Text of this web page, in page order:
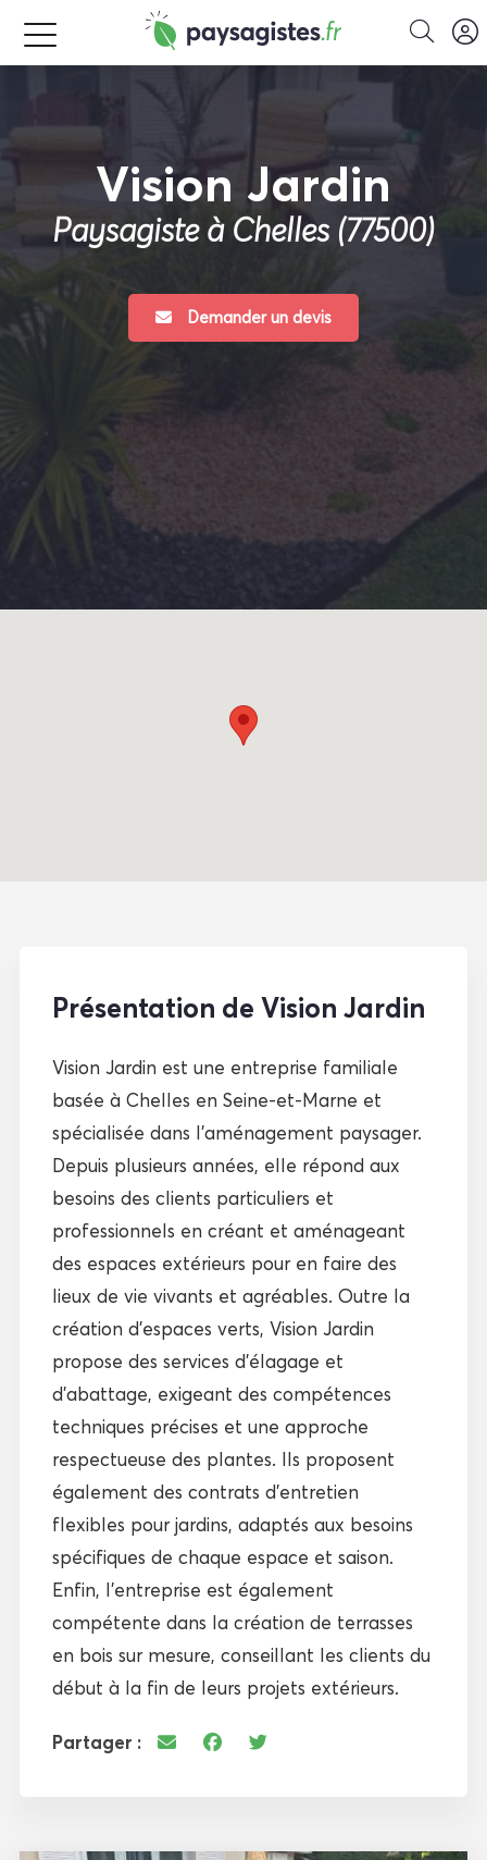
Vision Jardin
Paysagiste à Chelles (77500)
Demander un devis
Présentation de Vision Jardin
Vision Jardin est une entreprise familiale
basée à Chelles en Seine-et-Marne et
spécialisée dans l’aménagement paysager.
Depuis plusieurs années, elle répond aux
besoins des clients particuliers et
professionnels en créant et aménageant
des espaces extérieurs pour en faire des
lieux de vie vivants et agréables. Outre la
création d’espaces verts, Vision Jardin
propose des services d’élagage et
d’abattage, exigeant des compétences
techniques précises et une approche
respectueuse des plantes. Ils proposent
également des contrats d’entretien
flexibles pour jardins, adaptés aux besoins
spécifiques de chaque espace et saison.
Enfin, l’entreprise est également
compétente dans la création de terrasses
en bois sur mesure, conseillant les clients du
début à la fin de leurs projets extérieurs.
Partager :